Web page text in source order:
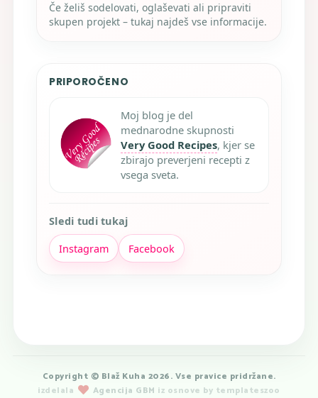
Če želiš sodelovati, oglaševati ali pripraviti
skupen projekt – tukaj najdeš vse informacije.
PRIPOROČENO
Moj blog je del
mednarodne skupnosti
Very Good Recipes, kjer se
zbirajo preverjeni recepti z
vsega sveta.
Sledi tudi tukaj
Instagram Facebook
Copyright © Blaž Kuha 2026. Vse pravice pridržane.
izdelala
Agencija GBM iz osnove by templateszoo